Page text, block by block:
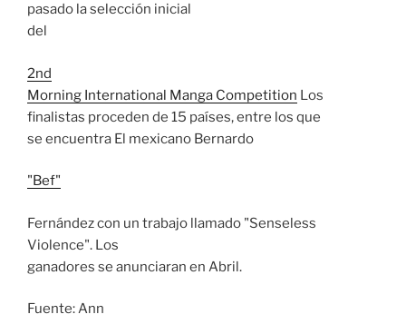
pasado la selección inicial
del
2nd
Morning International Manga Competition Los
finalistas proceden de 15 países, entre los que
se encuentra El mexicano Bernardo
"Bef"
Fernández con un trabajo llamado "Senseless
Violence". Los
ganadores se anunciaran en Abril.
Fuente: Ann